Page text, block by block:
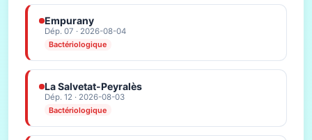
Empurany
Dép. 07 · 2026-08-04
Bactériologique
La Salvetat-Peyralès
Dép. 12 · 2026-08-03
Bactériologique